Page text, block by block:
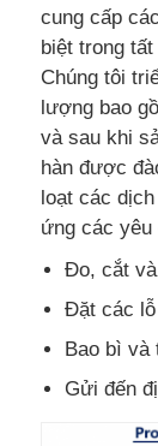
cung cấp
biệt trong
Chúng tôi
lượng bao
và sau khi
hàn được
loạt các
ứng các yêu
Đo, cắt
Đặt các
Bao bì và
Gửi đến